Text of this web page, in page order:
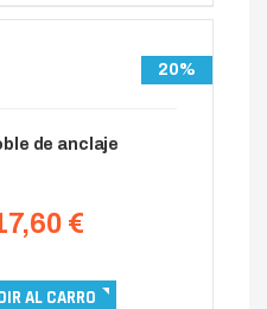
20%
de anclaje
€